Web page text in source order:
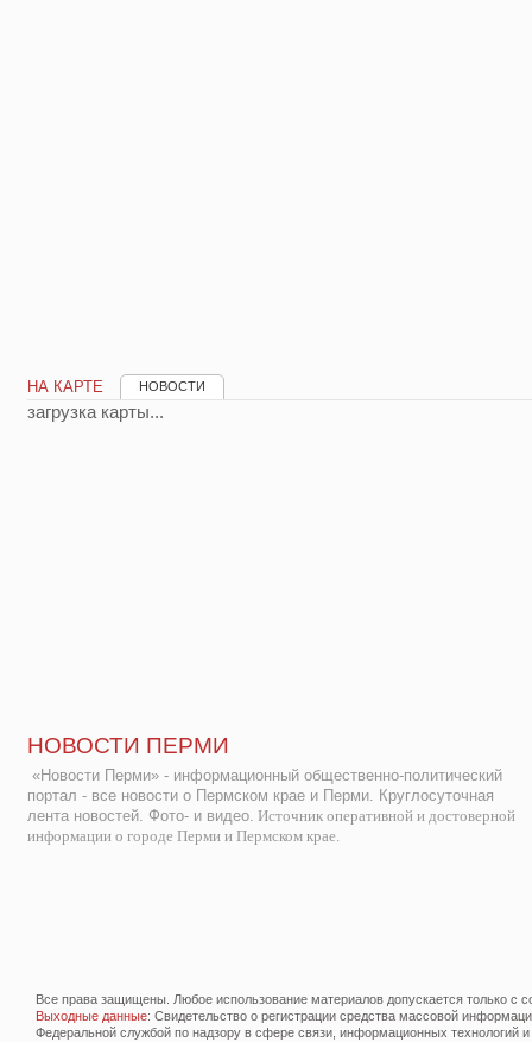
НА КАРТЕ НОВОСТИ
загрузка карты...
НОВОСТИ ПЕРМИ
«Новости Перми» - информационный общественно-политический
портал - все новости о Пермском крае и Перми. Круглосуточная
лента новостей. Фото- и видео. Источник оперативной и достоверной
информации о городе Перми и Пермском крае.
Все права защищены. Любое использование материалов допускается только с
Выходные данные: Свидетельство о регистрации средства массовой
Федеральной службой по надзору в сфере связи, информационных технологий